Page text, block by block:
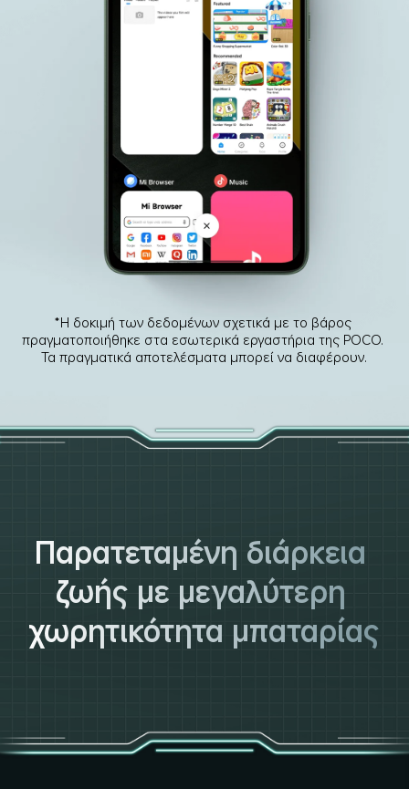
*Η δοκιμή των δεδομένων σχετικά με το βάρος
πραγματοποιήθηκε στα εσωτερικά εργαστήρια της POCO.
Τα πραγματικά αποτελέσματα μπορεί να διαφέρουν.
Παρατεταμένη διάρκεια
ζωής με μεγαλύτερη
χωρητικότητα μπαταρίας